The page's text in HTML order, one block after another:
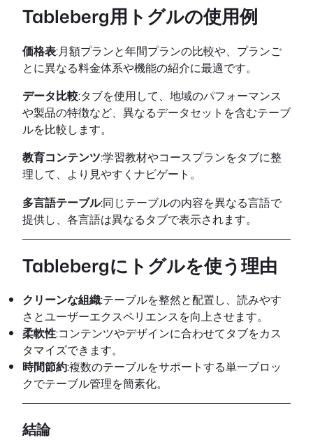
Tableberg用トグルの使用例
価格表:月額プランと年間プランの比較や、プランご
とに異なる料金体系や機能の紹介に最適です。
データ比較:タブを使用して、地域のパフォーマンス
や製品の特徴など、異なるデータセットを含むテーブ
ルを比較します。
教育コンテンツ:学習教材やコースプランをタブに整
理して、より見やすくナビゲート。
多言語テーブル:同じテーブルの内容を異なる言語で
提供し、各言語は異なるタブで表示されます。
Tablebergにトグルを使う理由
クリーンな組織:テーブルを整然と配置し、読みやす
さとユーザーエクスペリエンスを向上させます。
柔軟性:コンテンツやデザインに合わせてタブをカス
タマイズできます。
時間節約:複数のテーブルをサポートする単一ブロッ
クでテーブル管理を簡素化。
結論